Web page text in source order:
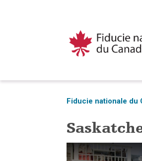
Fiducie nationale du